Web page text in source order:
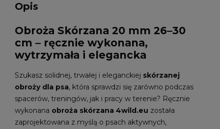
Opis
Obroża Skórzana 20 mm 26–30
cm – ręcznie wykonana,
wytrzymała i elegancka
Szukasz solidnej, trwałej i eleganckiej skórzanej
obroży dla psa, która sprawdzi się zarówno podczas
spacerów, treningów, jak i pracy w terenie? Ręcznie
wykonana obroża skórzana 4wild.eu została
zaprojektowana z myślą o psach aktywnych,